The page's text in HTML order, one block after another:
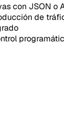
con JSON o
de